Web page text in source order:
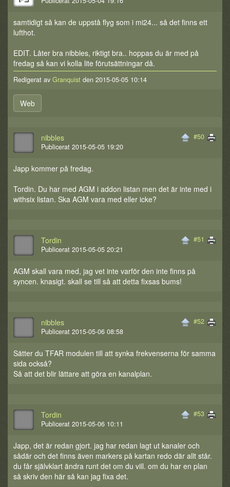
samtidigt så kan de uppstå flyg som i mi24... så det finns ett
lufthot.
EDIT. Låter bra nibbles, riktigt bra.. hoppas du är med på
fredag så kan vi kolla lite förutsättningar då.
Redigerat av Granquist den 2015-05-05 10:14
Web
#50
nibbles
Publicerat 2015-05-05 19:20
Japp kommer på fredag.
Tordin. Du har med AGM i addon listan men det är inte med i
withsix listan. Ska AGM vara med eller icke?
#51
Tordin
Publicerat 2015-05-05 20:21
AGM skall vara med, jag vet inte varför den inte finns på
syncen. knasigt. skall se till så att detta fixsas bums!
#52
nibbles
Publicerat 2015-05-06 08:58
Sätter du TFAR modulen till att synka frekvenserna för samma
sida också?
Så att det blir lättare att göra en kanalplan.
#53
Tordin
Publicerat 2015-05-06 10:11
Japp, det är redan gjort. jag har redan lagt ut kanaler och
sådär och det finns även markers på kartan redo där allt står.
du får självklart ändra runt det om du vill. om du har en plan
så skriv den här så kan jag fixa det.